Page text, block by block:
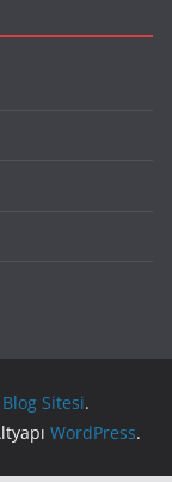
Sitesi.
WordPress.